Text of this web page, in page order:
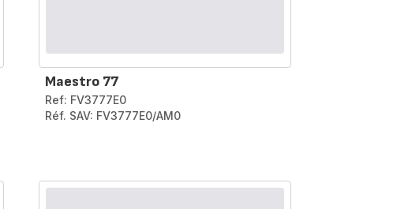
Maestro 77
Ref: FV3777E0
Réf. SAV: FV3777E0/AM0